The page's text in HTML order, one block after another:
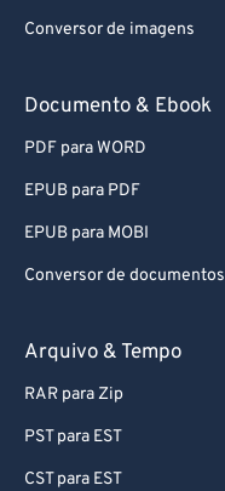
Conversor de imagens
Documento & Ebook
PDF para WORD
EPUB para PDF
EPUB para MOBI
Conversor de documentos
Arquivo & Tempo
RAR para Zip
PST para EST
CST para EST